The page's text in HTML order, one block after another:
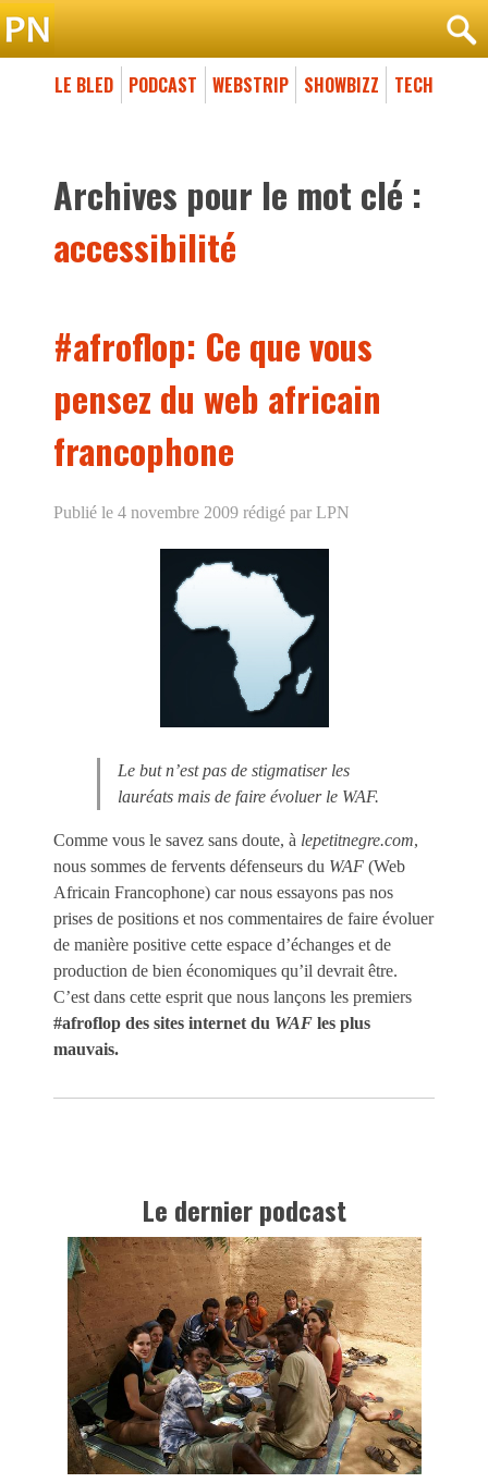
LE BLED PODCAST WEBSTRIP SHOWBIZZ TECH
Archives pour le mot clé :
accessibilité
#afroflop: Ce que vous
pensez du web africain
francophone
Publié le 4 novembre 2009 rédigé par LPN
Le but n’est pas de stigmatiser les
lauréats mais de faire évoluer le WAF.
Comme vous le savez sans doute, à lepetitnegre.com,
nous sommes de fervents défenseurs du WAF (Web
Africain Francophone) car nous essayons pas nos
prises de positions et nos commentaires de faire évoluer
de manière positive cette espace d’échanges et de
production de bien économiques qu’il devrait être.
C’est dans cette esprit que nous lançons les premiers
#afroflop des sites internet du WAF les plus
mauvais.
Le dernier podcast